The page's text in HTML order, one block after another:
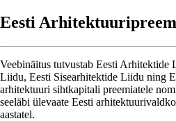
Eesti
Veebinäitus tutvustab Eesti
Liidu, Eesti Sisearhitektide Liidu ning
arhitektuuri sihtkapitali preemiatele
seeläbi ülevaate Eesti
aastatel.